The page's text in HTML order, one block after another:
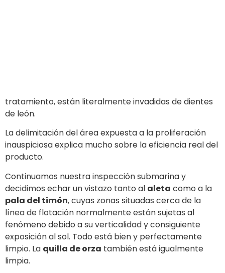
tratamiento, están literalmente invadidas de dientes
de león.
La delimitación del área expuesta a la proliferación
inauspiciosa explica mucho sobre la eficiencia real del
producto.
Continuamos nuestra inspección submarina y
decidimos echar un vistazo tanto al aleta como a la
pala del timón, cuyas zonas situadas cerca de la
línea de flotación normalmente están sujetas al
fenómeno debido a su verticalidad y consiguiente
exposición al sol. Todo está bien y perfectamente
limpio. La quilla de orza también está igualmente
limpia.